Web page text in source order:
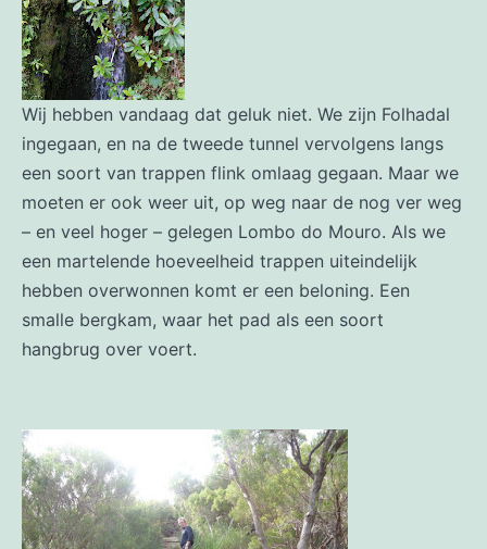
Wij hebben vandaag dat geluk niet. We zijn Folhadal
ingegaan, en na de tweede tunnel vervolgens langs
een soort van trappen flink omlaag gegaan. Maar we
moeten er ook weer uit, op weg naar de nog ver weg
– en veel hoger – gelegen Lombo do Mouro. Als we
een martelende hoeveelheid trappen uiteindelijk
hebben overwonnen komt er een beloning. Een
smalle bergkam, waar het pad als een soort
hangbrug over voert.